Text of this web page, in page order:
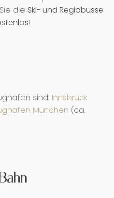
die Ski- und Regiobusse
!
sind: Innsbruck
München (ca.